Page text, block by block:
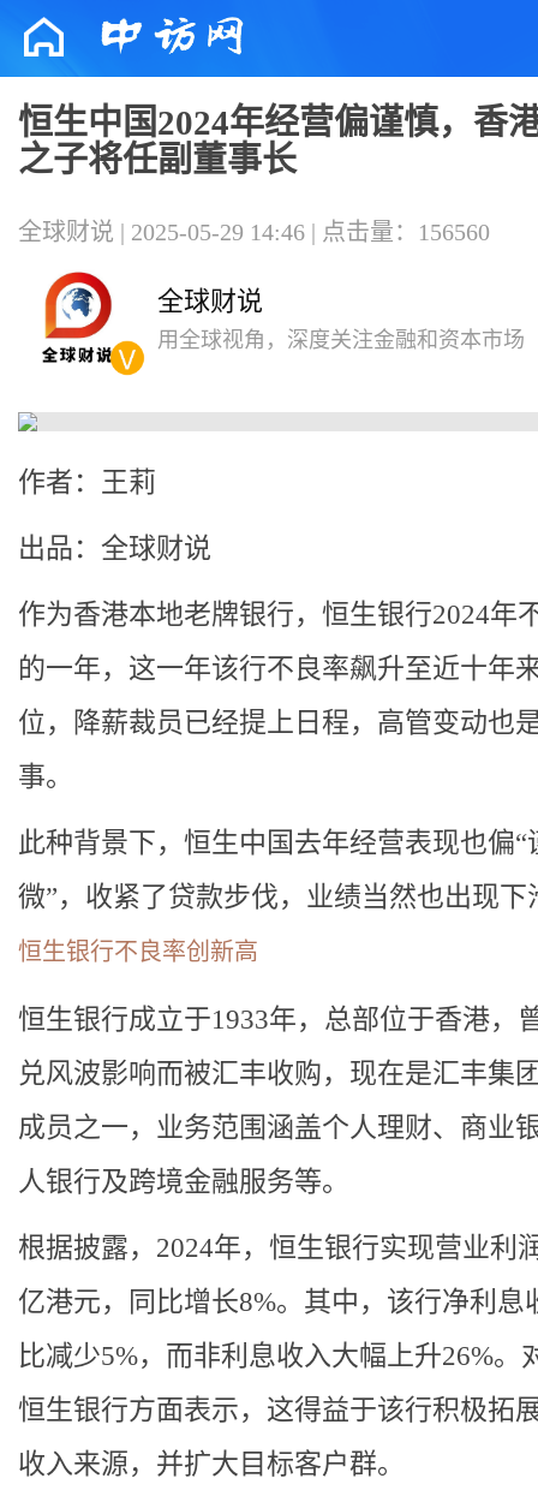
恒生中国2024年经营偏谨慎，香
之子将任副董事长
全球财说 | 2025-05-29 14:46 | 点击量：156560
全球财说
用全球视角，深度关注金融和资本市场
作者：王莉
出品：全球财说
作为香港本地老牌银行，恒生银行2024年
的一年，这一年该行不良率飙升至近十年
位，降薪裁员已经提上日程，高管变动也
事。
此种背景下，恒生中国去年经营表现也偏“
微”，收紧了贷款步伐，业绩当然也出现下
恒生银行不良率创新高
恒生银行成立于1933年，总部位于香港，
兑风波影响而被汇丰收购，现在是汇丰集
成员之一，业务范围涵盖个人理财、商业
人银行及跨境金融服务等。
根据披露，2024年，恒生银行实现营业利
亿港元，同比增长8%。其中，该行净利息
比减少5%，而非利息收入大幅上升26%。
恒生银行方面表示，这得益于该行积极拓
收入来源，并扩大目标客户群。